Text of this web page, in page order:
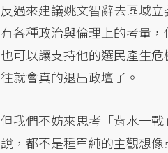
反過來建議姚文智辭去區域
有各種政治與倫理上的考量
也可以讓支持他的選民產生
往就會真的退出政壇了。
但我們不妨來思考「背水一
說，都不是種單純的主觀想